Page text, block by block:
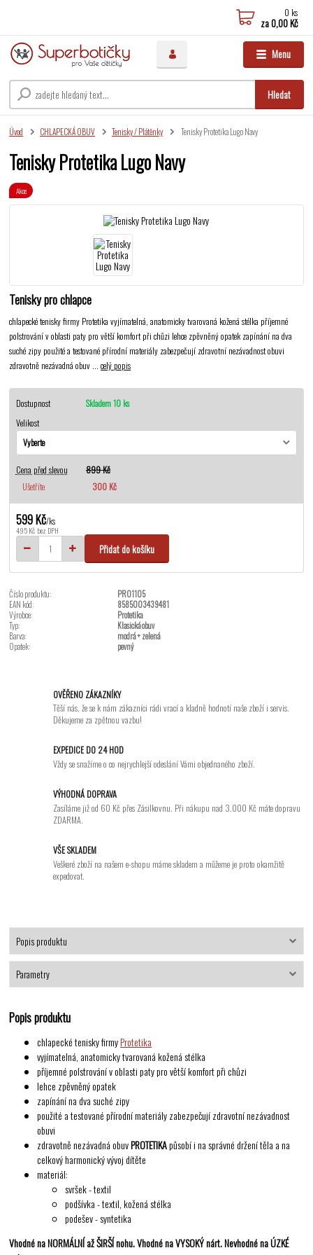
Menu
Hledat
0 ks
za0,00 Kč
Úvod CHLAPECKÁ OBUV Tenisky / Plátěnky Tenisky Protetika Lugo Navy
Tenisky Protetika Lugo Navy
Akce
Tenisky pro chlapce
chlapecké tenisky firmy Protetika vyjímatelná, anatomicky tvarovaná kožená stélka příjemné
polstrování v oblasti paty pro větší komfort při chůzi lehce zpěvněný opatek zapínání na dva
suché zipy použité a testované přírodní materiály zabezpečují zdravotní nezávadnost obuvi
zdravotně nezávadná obuv ...celý popis
Dostupnost
Skladem 10 ks
Velikost
Cena před slevou
899 Kč
Ušetříte
300 Kč
599 Kč/ks
495 Kč bez DPH
Přidat do košíku
Číslo produktu:
PRO1105
EAN kód:
8585003439481
Výrobce:
Protetika
Typ:
Klasická obuv
Barva:
modrá + zelená
Opatek:
pevný
OVĚŘENO ZÁKAZNÍKY
Těší nás, že se k nám zákazníci rádi vrací a kladně hodnotí naše zboží i servis.
Děkujeme za zpětnou vazbu!
EXPEDICE DO 24 HOD
Vždy se snažíme o co nejrychlejší odeslání Vámi objednaného zboží.
VÝHODNÁ DOPRAVA
Zasíláme již od 60 Kč přes Zásilkovnu. Při nákupu nad 3.000 Kč máte dopravu
ZDARMA.
VŠE SKLADEM
Veškeré zboží na našem e-shopu máme skladem a můžeme je proto okamžitě
expedovat.
Popis produktu
Parametry
Popis produktu
chlapecké tenisky firmyProtetika
vyjímatelná, anatomicky tvarovaná kožená stélka
příjemné polstrování v oblasti paty pro větší komfort při chůzi
lehce zpěvněný opatek
zapínání na dva suché zipy
použité a testované přírodní materiály zabezpečují zdravotní nezávadnost
obuvi
zdravotně nezávadná obuvPROTETIKApůsobí i na správné držení těla a na
celkový harmonický vývoj dítěte
materiál:
svršek - textil
podšívka - textil, kožená stélka
podešev - syntetika
Vhodné na NORMÁLNÍ až ŠIRŠÍ nohu. Vhodné na VYSOKÝ nárt. Nevhodné na ÚZKÉ